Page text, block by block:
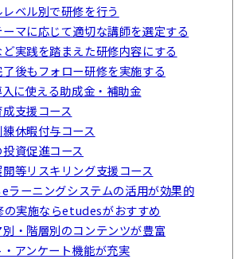
レベル別で研修を行う
マに応じて適切な講師を選定する
実践を踏まえた研修内容にする
後もフォロー研修を実施する
に使える助成金・補助金
成支援コース
休暇付与コース
投資促進コース
等リスキリング支援コース
ラーニングシステムの活用が効果的
の実施ならetudesがおすすめ
別・階層別のコンテンツが豊富
・アンケート機能が充実